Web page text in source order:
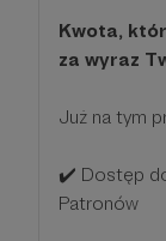
Kwota,
za wyraz
Już na tym
✔️ Dostęp
Patronów